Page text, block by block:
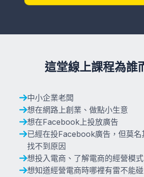
這堂線上課程為誰
中小企業老闆
想在網路上創業、做點小生意
想在Facebook上投放廣告
已經在投Facebook廣告，但莫名
找不到原因
想投入電商、了解電商的經營模式
想知道經營電商時哪裡有雷不能碰